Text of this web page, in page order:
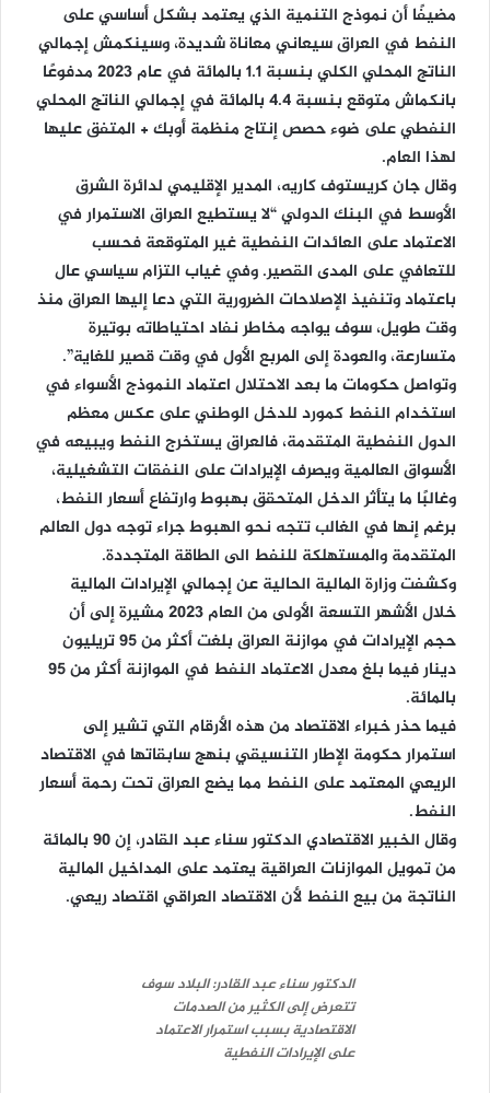
مضيفًا أن نموذج التنمية الذي يعتمد بشكل أساسي على
النفط في العراق سيعاني معاناة شديدة، وسينكمش إجمالي
الناتج المحلي الكلي بنسبة 1.1 بالمائة في عام 2023 مدفوعًا
بانكماش متوقع بنسبة 4.4 بالمائة في إجمالي الناتج المحلي
النفطي على ضوء حصص إنتاج منظمة أوبك + المتفق عليها
لهذا العام.
وقال جان كريستوف كاريه، المدير الإقليمي لدائرة الشرق
الأوسط في البنك الدولي “لا يستطيع العراق الاستمرار في
الاعتماد على العائدات النفطية غير المتوقعة فحسب
للتعافي على المدى القصير. وفي غياب التزام سياسي عال
باعتماد وتنفيذ الإصلاحات الضرورية التي دعا إليها العراق منذ
وقت طويل، سوف يواجه مخاطر نفاد احتياطاته بوتيرة
متسارعة، والعودة إلى المربع الأول في وقت قصير للغاية”.
وتواصل حكومات ما بعد الاحتلال اعتماد النموذج الأسواء في
استخدام النفط كمورد للدخل الوطني على عكس معظم
الدول النفطية المتقدمة، فالعراق يستخرج النفط ويبيعه في
الأسواق العالمية ويصرف الإيرادات على النفقات التشغيلية،
وغالبًا ما يتأثر الدخل المتحقق بهبوط وارتفاع أسعار النفط،
برغم إنها في الغالب تتجه نحو الهبوط جراء توجه دول العالم
المتقدمة والمستهلكة للنفط الى الطاقة المتجددة.
وكشفت وزارة المالية الحالية عن إجمالي الإيرادات المالية
خلال الأشهر التسعة الأولى من العام 2023 مشيرة إلى أن
حجم الإيرادات في موازنة العراق بلغت أكثر من 95 تريليون
دينار فيما بلغ معدل الاعتماد النفط في الموازنة أكثر من 95
بالمائة.
فيما حذر خبراء الاقتصاد من هذه الأرقام التي تشير إلى
استمرار حكومة الإطار التنسيقي بنهج سابقاتها في الاقتصاد
الريعي المعتمد على النفط مما يضع العراق تحت رحمة أسعار
النفط.
وقال الخبير الاقتصادي الدكتور سناء عبد القادر، إن 90 بالمائة
من تمويل الموازنات العراقية يعتمد على المداخيل المالية
الناتجة من بيع النفط لأن الاقتصاد العراقي اقتصاد ريعي.
الدكتور سناء عبد القادر: البلاد سوف
تتعرض إلى الكثير من الصدمات
الاقتصادية بسبب استمرار الاعتماد
على الإيرادات النفطية